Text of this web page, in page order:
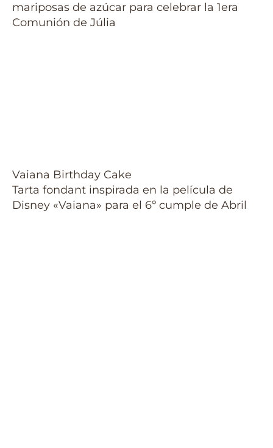
mariposas de azúcar para celebrar la 1era
Comunión de Júlia
Vaiana Birthday Cake
Tarta fondant inspirada en la película de
Disney «Vaiana» para el 6º cumple de Abril